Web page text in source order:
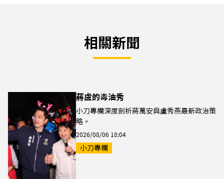
相關新聞
蔣盧的毒油秀
小刀專欄深度剖析蔣萬安與盧秀燕最新政治策
略。
2026/08/06 18:04
小刀專欄